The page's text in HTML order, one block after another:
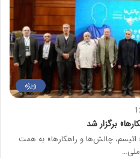
ویژه
برگزار شد
ملی« اتیسم، چالش‌ها و راهکارها» به همت